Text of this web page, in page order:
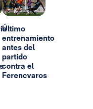
Último
entrenamiento
antes del
partido
contra el
Ferencvaros